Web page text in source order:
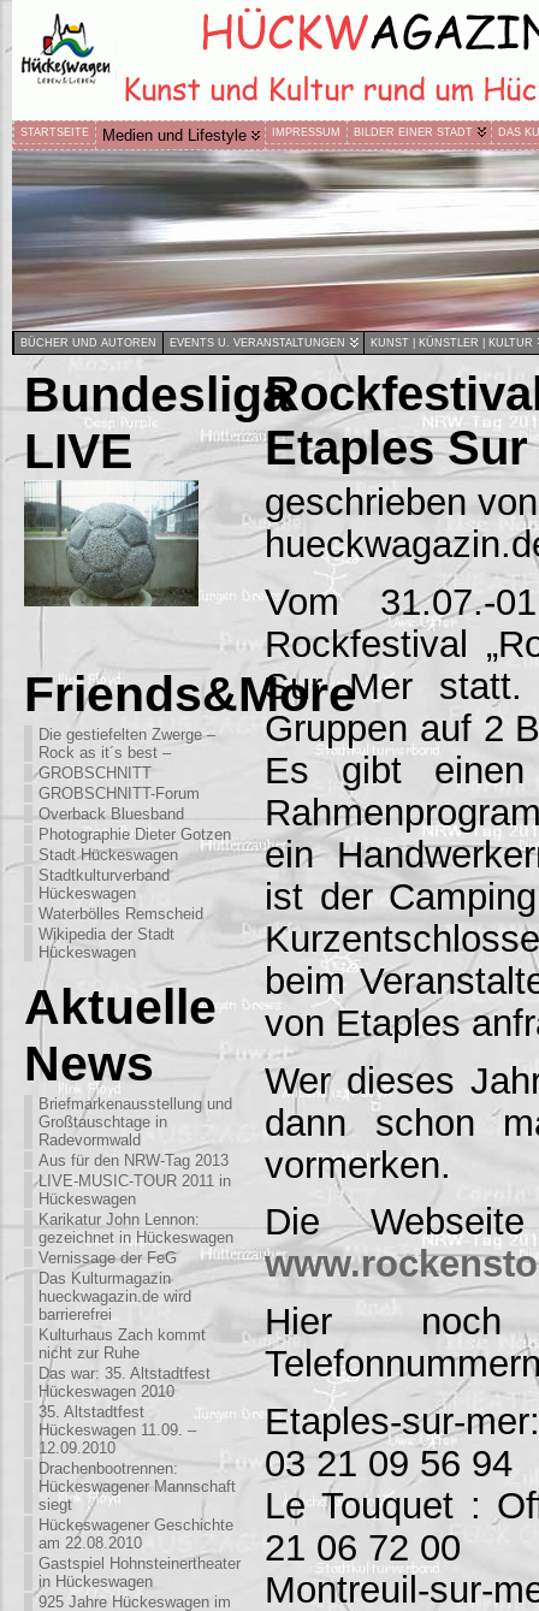
STARTSEITE Medien und Lifestyle IMPRESSUM BILDER EINER STADT DAS
BÜCHER UND AUTOREN EVENTS U. VERANSTALTUNGEN KUNST | KÜNSTLER | KULTUR
Bundesliga
LIVE
Friends&More
Die gestiefelten Zwerge –
Rock as it´s best –
GROBSCHNITT
GROBSCHNITT-Forum
Overback Bluesband
Photographie Dieter Gotzen
Stadt Hückeswagen
Stadtkulturverband
Hückeswagen
Waterbölles Remscheid
Wikipedia der Stadt
Hückeswagen
Aktuelle
News
Briefmarkenausstellung und
Großtauschtage in
Radevormwald
Aus für den NRW-Tag 2013
LIVE-MUSIC-TOUR 2011 in
Hückeswagen
Karikatur John Lennon:
gezeichnet in Hückeswagen
Vernissage der FeG
Das Kulturmagazin
hueckwagazin.de wird
barrierefrei
Kulturhaus Zach kommt
nicht zur Ruhe
Das war: 35. Altstadtfest
Hückeswagen 2010
35. Altstadtfest
Hückeswagen 11.09. –
12.09.2010
Drachenbootrennen:
Hückeswagener Mannschaft
siegt
Hückeswagener Geschichte
am 22.08.2010
Gastspiel Hohnsteinertheater
in Hückeswagen
925 Jahre Hückeswagen im
Etaples Sur
geschrieben
Vom 31.07.-
Rockfestival
Sur Mer statt.
Gruppen auf 2
Es gibt einen
ein
ist der
beim
von Etaples
Wer dieses
dann schon
vormerken.
Die
Hier noch
Etaples-sur-
03 21 09 56 94
Le Touquet :
21 06 72 00
Montreuil-sur-